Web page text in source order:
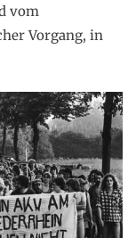
vom
Vorgang, in